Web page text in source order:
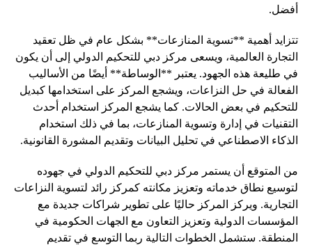
أفضل.
تتزايد أهمية **تسوية المنازعات** بشكل عام في ظل تعقيد
التجارة العالمية، ويسعى مركز دبي للتحكيم الدولي إلى أن يكون
في طليعة هذه الجهود. يعتبر **الوساطة** أيضًا من الأساليب
الفعالة في حل النزاعات، ويشجع المركز على استخدامها كبديل
للتحكيم في بعض الحالات. كما يشجع المركز استخدام أحدث
التقنيات في إدارة وتسوية المنازعات، بما في ذلك استخدام
الذكاء الاصطناعي في تحليل البيانات وتقديم المشورة القانونية.
من المتوقع أن يستمر مركز دبي للتحكيم الدولي في جهوده
لتوسيع نطاق خدماته وتعزيز مكانته كمركز رائد لتسوية النزاعات
التجارية. ويركز المركز حاليًا على تطوير شراكات جديدة مع
المؤسسات الدولية وتعزيز التعاون مع الجهات الحكومية في
المنطقة. ستشمل الخطوات التالية ربما التوسع في تقديم